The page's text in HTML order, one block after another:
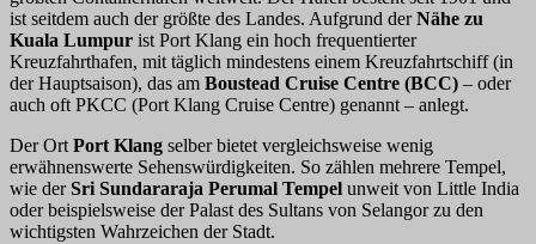
ist seitdem auch der größte des Landes. Aufgrund derNähe zu
Kuala Lumpur ist Port Klang ein hoch frequentierter
Kreuzfahrthafen, mit täglich mindestens einem Kreuzfahrtschiff (in
der Hauptsaison), das am Boustead Cruise Centre (BCC) – oder
auch oft PKCC (Port Klang Cruise Centre) genannt – anlegt.
Der OrtPort Klang selber bietet vergleichsweise wenig
erwähnenswerte Sehenswürdigkeiten. So zählen mehrere Tempel,
wie derSri Sundararaja Perumal Tempel unweit von Little India
oder beispielsweise der Palast des Sultans von Selangor zu den
wichtigsten Wahrzeichen der Stadt.